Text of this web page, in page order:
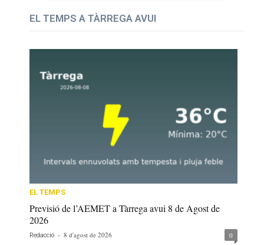
EL TEMPS A TÀRREGA AVUI
EL TEMPS
Previsió de l’AEMET a Tàrrega avui 8 de Agost de
2026
Redacció - 8 d'agost de 2026 0